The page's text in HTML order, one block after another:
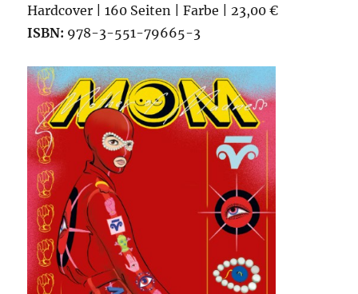
Hardcover | 160 Seiten | Farbe | 23,00 €
ISBN: 978-3-551-79665-3